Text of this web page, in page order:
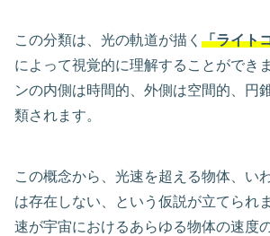
この分類は、光の軌道が描く 「ライト
によって視覚的に理解することができ
ンの内側は時間的、外側は空間的、円
類されます。
この概念から、光速を超える物体、い
は存在しない、という仮説が立てられ
速が宇宙におけるあらゆる物体の速度